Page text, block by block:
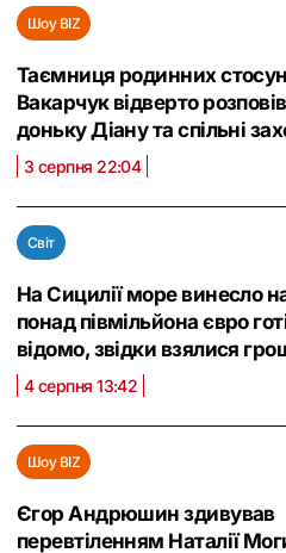
Шоу BIZ
Таємниця родинних
Вакарчук відверто
доньку Діану та спільні
3 серпня 22:04
Світ
На Сицилії море винесло
понад півмільйона євро
відомо, звідки взялися
4 серпня 13:42
Шоу BIZ
Єгор Андрюшин здивував
перевтіленням Наталії